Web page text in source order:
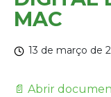
MAC
13 de março de
📄 Abrir